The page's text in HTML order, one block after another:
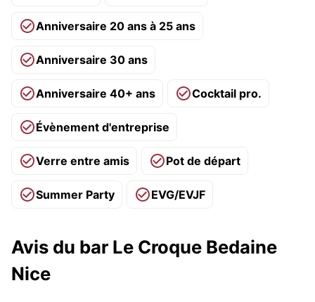
Anniversaire 20 ans à 25 ans
Anniversaire 30 ans
Anniversaire 40+ ans Cocktail pro.
Évènement d'entreprise
Verre entre amis Pot de départ
Summer Party EVG/EVJF
Avis du bar Le Croque Bedaine
Nice